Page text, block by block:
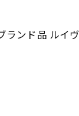
ンド品 ルイ